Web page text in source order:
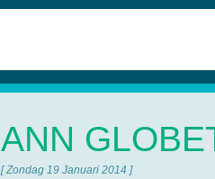
ANN
[ Zondag 19 Januari 2014 ]